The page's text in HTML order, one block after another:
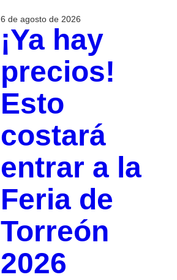
6 de agosto de 2026
¡Ya hay
precios!
Esto
costará
entrar a la
Feria de
Torreón
2026